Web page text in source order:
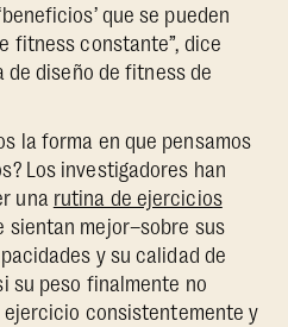
que se pueden
fitness constante”, dice
de diseño de fitness de
la forma en que pensamos
Los investigadores han
una rutina de ejercicios
sientan mejor–sobre sus
y su calidad de
su peso finalmente no
ejercicio consistentemente y